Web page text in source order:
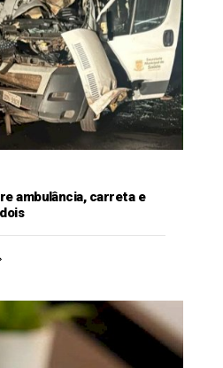
ambulância, carreta e